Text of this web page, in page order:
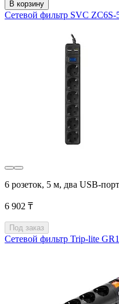
В корзину
Сетевой фильтр SVC
6 розеток, 5 м, два USB-
6 902 ₸
Под заказ
Сетевой фильтр Trip-lite